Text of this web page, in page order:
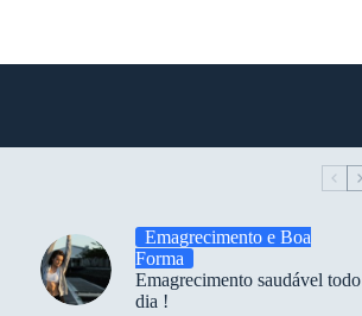
Emagrecimento e Boa
Forma
Emagrecimento saudável todo
dia !